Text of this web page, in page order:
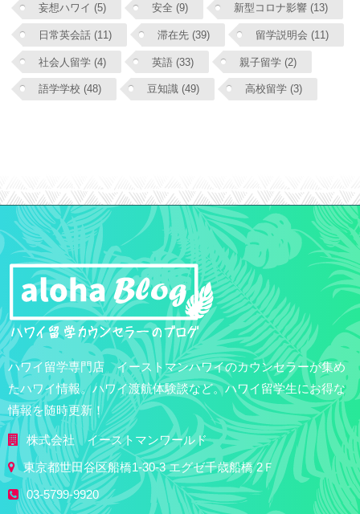
妄想ハワイ (5) 安全 (9) 新型コロナ影響 (13)
日常英会話 (11) 滞在先 (39) 留学説明会 (11)
社会人留学 (4) 英語 (33) 親子留学 (2)
語学学校 (48) 豆知識 (49) 高校留学 (3)
ハワイ留学専門店 イーストマンハワイのカウンセラーが集め
たハワイ情報。ハワイ渡航体験談など。ハワイ留学生にお得な
情報を随時更新！
株式会社 イーストマンワールド
東京都世田谷区船橋1-30-3 エグゼ千歳船橋 2Ｆ
03-5799-9920